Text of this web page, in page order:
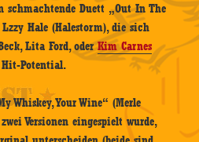
schmachtende Duett „Out In The
Hale (Halestorm), die sich
Lita Ford, oderKim Carnes
Potential.
Whiskey, Your Wine“ (Merle
Versionen eingespielt wurde,